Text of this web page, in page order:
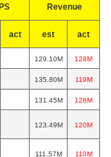
Revenue
act est act
129.10M 128M
135.80M 119M
131.45M 128M
123.49M 120M
111.57M 110M